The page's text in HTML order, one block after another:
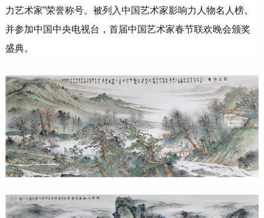
力艺术家”荣誉称号。被列入中国艺术家影响力人物名人榜。
并参加中国中央电视台，首届中国艺术家春节联欢晚会颁奖
盛典。